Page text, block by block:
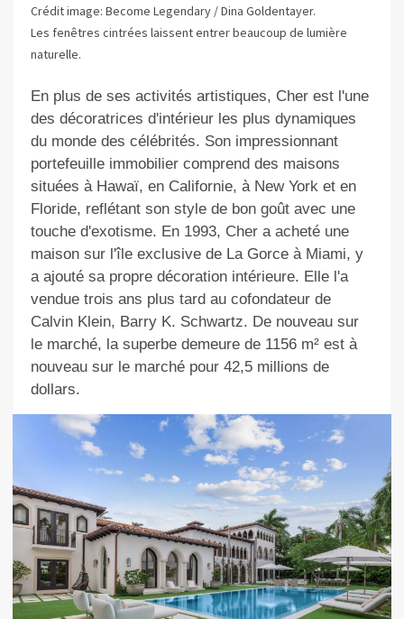
Crédit image: Become Legendary / Dina Goldentayer.
Les fenêtres cintrées laissent entrer beaucoup de lumière
naturelle.
En plus de ses activités artistiques, Cher est l'une
des décoratrices d'intérieur les plus dynamiques
du monde des célébrités. Son impressionnant
portefeuille immobilier comprend des maisons
situées à Hawaï, en Californie, à New York et en
Floride, reflétant son style de bon goût avec une
touche d'exotisme. En 1993, Cher a acheté une
maison sur l'île exclusive de La Gorce à Miami, y
a ajouté sa propre décoration intérieure. Ellel'a
vendue trois ans plus tard au cofondateur de
Calvin Klein, Barry K. Schwartz. De nouveau sur
le marché, la superbe demeure de 1156 m²est à
nouveau sur le marché pour 42,5 millions de
dollars.